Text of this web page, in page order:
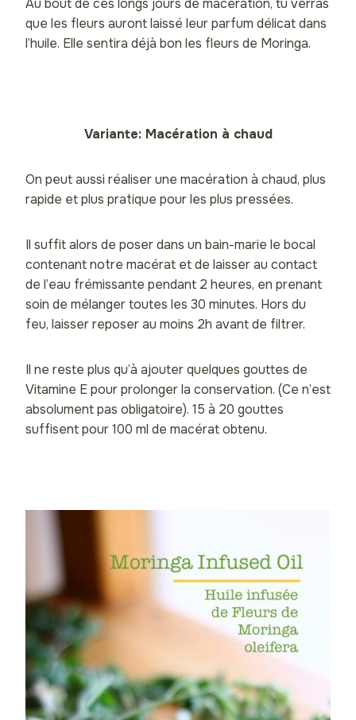
Au bout de ces longs jours de macération, tu verras
que les fleurs auront laissé leur parfum délicat dans
l’huile. Elle sentira déjà bon les fleurs de Moringa.
Variante: Macération à chaud
On peut aussi réaliser une macération à chaud, plus
rapide et plus pratique pour les plus pressées.
Il suffit alors de poser dans un bain-marie le bocal
contenant notre macérat et de laisser au contact
de l’eau frémissante pendant 2 heures, en prenant
soin de mélanger toutes les 30 minutes. Hors du
feu, laisser reposer au moins 2h avant de filtrer.
Il ne reste plus qu’à ajouter quelques gouttes de
Vitamine E pour prolonger la conservation. (Ce n’est
absolument pas obligatoire). 15 à 20 gouttes
suffisent pour 100 ml de macérat obtenu.